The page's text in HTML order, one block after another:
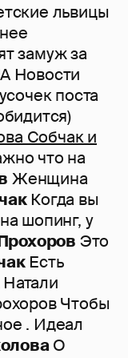
львицы
замуж за
Новости
поста
Собчак и
что на
Женщина
Когда вы
шопинг, у
Это
Есть
Чтобы
. Идеал
О